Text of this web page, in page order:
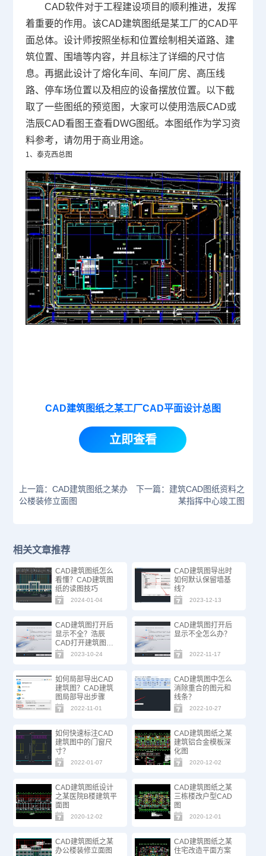
CAD软件对于工程建设项目的顺利推进，发挥
着重要的作用。该CAD建筑图纸是某工厂的CAD平
面总体。设计师按照坐标和位置绘制相关道路、建
筑位置、围墙等内容，并且标注了详细的尺寸信
息。再据此设计了熔化车间、 车间厂房、 高压线
路、停车场位置以及相应的设备摆放位置。 以下截
取了一些图纸的预览图 ，大家可以使用浩辰CAD或
浩辰CAD看图王查看DWG图纸。 本图纸作为学习资
料参考，请勿用于商业用途。
1、泰克西总图
CAD建筑图纸之某工厂CAD平面设计总图
立即查看
上一篇：CAD建筑图纸之某办
公楼装修立面图
下一篇：建筑CAD图纸资料之
某指挥中心竣工图
相关文章推荐
CAD建筑图纸怎么
看懂？CAD建筑图
纸的读图技巧
2024-01-04
CAD建筑图导出时
如何默认保留墙基
线？
2023-12-13
CAD建筑图打开后
显示不全？浩辰
CAD打开建筑图的
正确步骤2023-10-24
CAD建筑图打开后
显示不全怎么办？
2022-11-17
如何局部导出CAD
建筑图？CAD建筑
图局部导出步骤
2022-11-01
CAD建筑图中怎么
消除重合的图元和
线条？
2022-10-27
如何快速标注CAD
建筑图中的门窗尺
寸？
2022-01-07
CAD建筑图纸之某
建筑铝合金模板深
化图
2020-12-02
CAD建筑图纸设计
之某医院B楼建筑平
面图
2020-12-02
CAD建筑图纸之某
三栋楼改户型CAD
图
2020-12-01
CAD建筑图纸之某
办公楼装修立面图
CAD建筑图纸之某
住宅改造平面方案